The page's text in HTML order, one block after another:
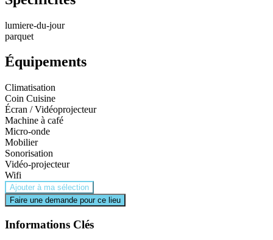
lumiere-du-jour
parquet
Équipements
Climatisation
Coin Cuisine
Écran / Vidéoprojecteur
Machine à café
Micro-onde
Mobilier
Sonorisation
Vidéo-projecteur
Wifi
Ajouter à ma sélection
Faire une demande pour ce lieu
Informations Clés